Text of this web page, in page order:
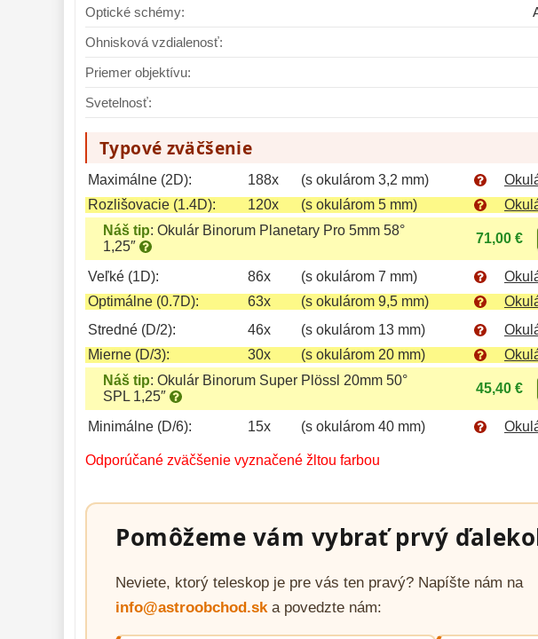
Optické schémy:
Ohnisková vzdialenosť:
Priemer objektívu:
Svetelnosť:
Typové zväčšenie
Maximálne (2D): 188x (s okulárom 3,2 mm)
Rozlišovacie (1.4D):
120x (s okulárom 5 mm)
Náš tip: Okulár Binorum Planetary Pro 5mm 58°
1,25″
71,00 €
Veľké (1D): 86x (s okulárom 7 mm)
Optimálne (0.7D):
63x (s okulárom 9,5 mm)
Stredné (D/2):
46x (s okulárom 13 mm)
Mierne (D/3):
30x (s okulárom 20 mm)
Náš tip: Okulár Binorum Super Plössl 20mm 50°
SPL 1,25″
45,40 €
Minimálne (D/6): 15x (s okulárom 40 mm)
Odporúčané zväčšenie vyznačené žltou farbou
Pomôžeme vám vybrať prvý
Neviete, ktorý teleskop je pre vás ten pravý? Napíšte nám na
info@astroobchod.ska povedzte nám: